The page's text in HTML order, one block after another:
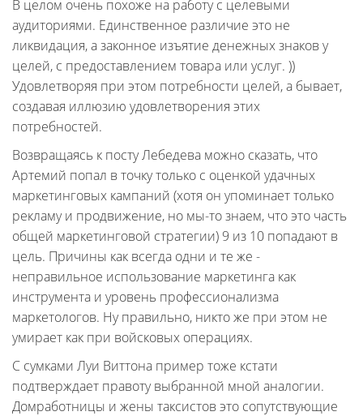
В целом очень похоже на работу с целевыми
аудиториями. Единственное различие это не
ликвидация, а законное изъятие денежных знаков у
целей, с предоставлением товара или услуг. ))
Удовлетворяя при этом потребности целей, а бывает,
создавая иллюзию удовлетворения этих
потребностей.
Возвращаясь к посту Лебедева можно сказать, что
Артемий попал в точку только с оценкой удачных
маркетинговых кампаний (хотя он упоминает только
рекламу и продвижение, но мы-то знаем, что это часть
общей маркетинговой стратегии) 9 из 10 попадают в
цель. Причины как всегда одни и те же -
неправильное использование маркетинга как
инструмента и уровень профессионализма
маркетологов. Ну правильно, никто же при этом не
умирает как при войсковых операциях.
С сумками Луи Виттона пример тоже кстати
подтверждает правоту выбранной мной аналогии.
Домработницы и жены таксистов это сопутствующие